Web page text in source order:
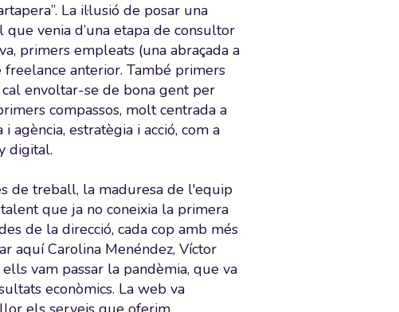
La il·lusió de posar una
venia d’una etapa de consultor
primers empleats (una abraçada a
anterior. També primers
envoltar-se de bona gent per
compassos, molt centrada a
estratègia i acció, com a
digital.
de treball, la maduresa de l'equip
que ja no coneixia la primera
de la direcció, cada cop amb més
aquí Carolina Menéndez, Víctor
vam passar la pandèmia, que va
econòmics. La web va